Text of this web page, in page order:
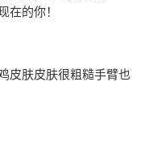
在的你！
皮肤皮肤很粗糙手臂也